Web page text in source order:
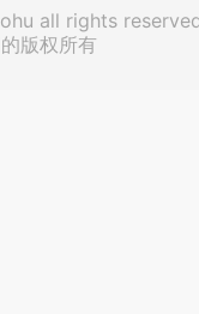
all rights
版权所有